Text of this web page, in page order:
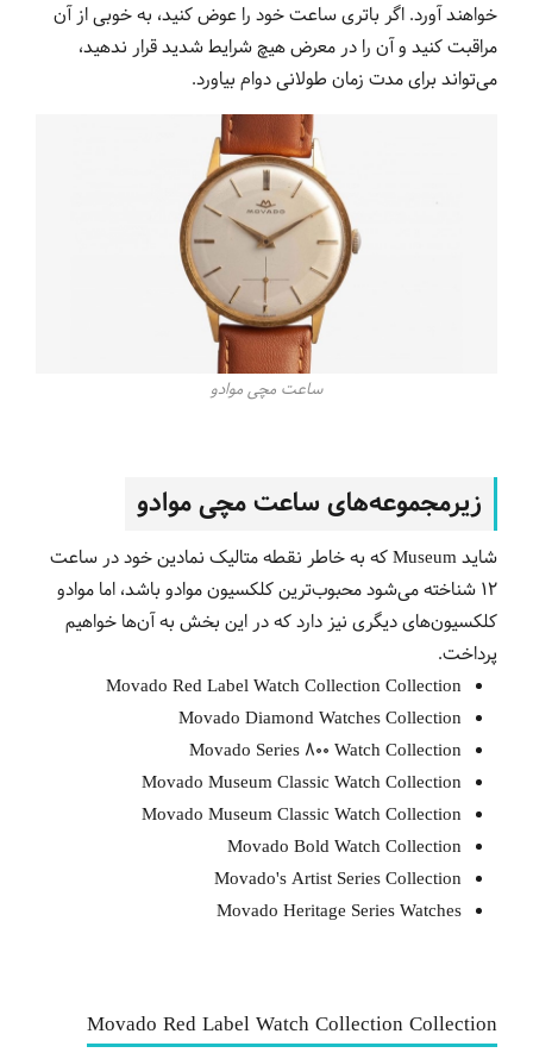
خواهند آورد. اگر باتری ساعت خود را عوض کنید، به خوبی از آن
مراقبت کنید و آن را در معرض هیچ شرایط شدید قرار ندهید،
می‌تواند برای مدت زمان طولانی دوام بیاورد.
ساعت مچی موادو
زیرمجموعه‌های ساعت مچی موادو
شاید Museum که به خاطر نقطه متالیک نمادین خود در ساعت
12 شناخته می‌شود محبوب‌‌ترین کلکسیون موادو باشد، اما موادو
کلکسیون‌های دیگری نیز دارد که در این بخش به آن‌ها خواهیم
پرداخت.
Movado Red Label Watch Collection Collection
Movado Diamond Watches Collection
Movado Series 800 Watch Collection
Movado Museum Classic Watch Collection
Movado Museum Classic Watch Collection
Movado Bold Watch Collection
Movado's Artist Series Collection
Movado Heritage Series Watches
Movado Red Label Watch Collection Collection